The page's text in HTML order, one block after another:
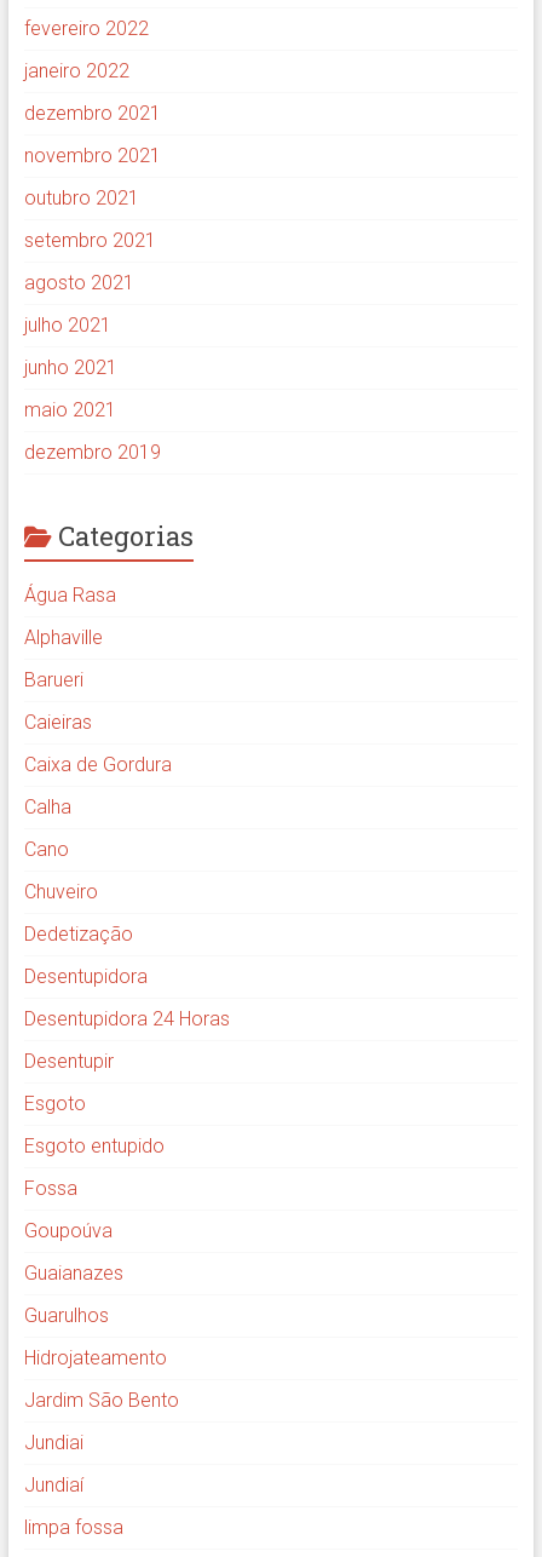
fevereiro 2022
janeiro 2022
dezembro 2021
novembro 2021
outubro 2021
setembro 2021
agosto 2021
julho 2021
junho 2021
maio 2021
dezembro 2019
Categorias
Água Rasa
Alphaville
Barueri
Caieiras
Caixa de Gordura
Calha
Cano
Chuveiro
Dedetização
Desentupidora
Desentupidora 24 Horas
Desentupir
Esgoto
Esgoto entupido
Fossa
Goupoúva
Guaianazes
Guarulhos
Hidrojateamento
Jardim São Bento
Jundiai
Jundiaí
limpa fossa